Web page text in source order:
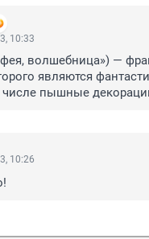
10:33
волшебница») —
являются
пышные
10:26